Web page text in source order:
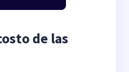
de las